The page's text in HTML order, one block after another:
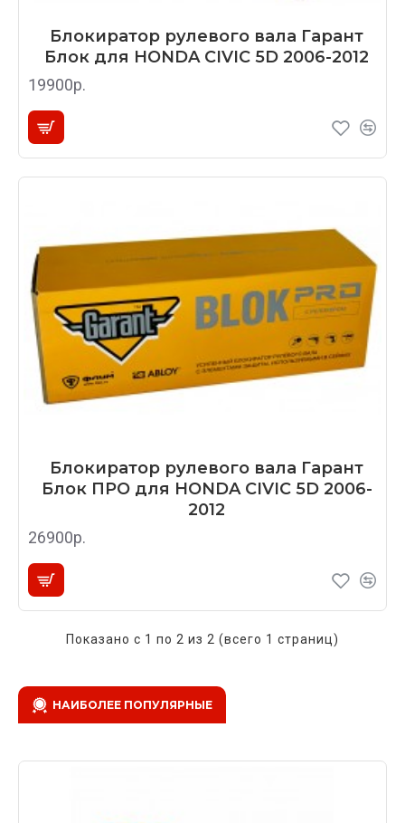
Блокиратор рулевого вала Гарант
Блок для HONDA CIVIC 5D 2006-2012
19900р.
Блокиратор рулевого вала Гарант
Блок ПРО для HONDA CIVIC 5D 2006-
2012
26900р.
Показано с 1 по 2 из 2 (всего 1 страниц)
НАИБОЛЕЕ ПОПУЛЯРНЫЕ